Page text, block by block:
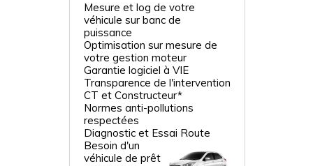
Mesure et log de votre
véhicule sur banc de
puissance
Optimisation sur mesure de
votre gestion moteur
Garantie logiciel à VIE
Transparence de l'intervention
CT et Constructeur*
Normes anti-pollutions
respectées
Diagnostic et Essai Route
Besoin d'un
véhicule de prêt